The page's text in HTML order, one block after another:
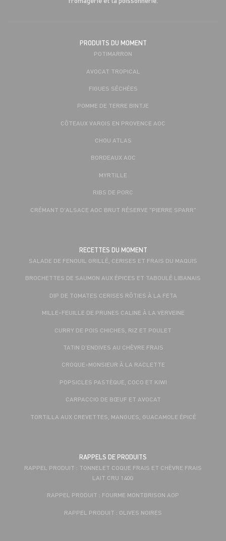
PRODUITS DU MOMENT
POTIMARRON
AVOCAT TROPICAL
FIGUES SÉCHÉES
POMME DE TERRE BINTJE
CÔTEAUX VAROIS EN PROVENCE AOC
CHOU ATLAS
BORDEAUX AOC
MYRTILLE
RIBS DE PORC
CRÉMANT D'ALSACE AOC BRUT RÉSERVE "PIERRE SPARR"
RECETTES DU MOMENT
SALADE DE FENOUIL GRILLÉ, CERISES ET FRAIS DU MAQUIS
BROCHETTES DE SAUMON AUX ÉPICES ET TABOULÉ LIBANAIS
DIP DE TOMATES CERISES RÔTIES À LA FETA
MILLE-FEUILLE DE PRUNES CALINE À LA VERVEINE
CURRY DE POIS CHICHES, RIZ ET POULET
TATIN D’ENDIVES AU CHÈVRE FRAIS
CROQUE-MONSIEUR À LA RACLETTE
POPSICLES PASTÈQUE, COCO ET KIWI
CARPACCIO DE BŒUF ET AVOCAT
TORTILLA AUX CREVETTES, MANGUES, GUACAMOLE ÉPICÉ
RAPPELS DE PRODUITS
RAPPEL PRODUIT : TONNELET COQUE FRAIS ET CHÈVRE FRAIS
LAIT CRU 140G
RAPPEL PRODUIT : FOURME MONTBRISON AOP
RAPPEL PRODUIT : OLIVES NOIRES